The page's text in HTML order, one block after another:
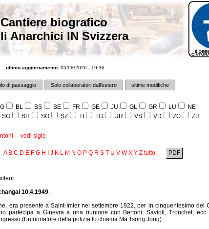
Cantiere biografico
Anarchici IN Svizzera
ultimo aggiornamento: 05/08/2026 - 19:36
di passaggio Solo collaboratori dall'estero ultime modifiche
BL BS BE FR GE JU GL GR LU
NE
SG SH SO SZ TI TG UR VS VD ZG ZH
vedi sigle
A B C D E F G H J K L M N O P Q R S T U V W X Y Z tutto PDF
10.4.1949.
era presente a Saint-Imier nel settembre 1922, per in cinquentesimo del
partecipa a Ginevra a una riunione con Bertoni, Savioli, Tronchet,
(l'informatore della polizia lo chiama Ma Tsong Jong).